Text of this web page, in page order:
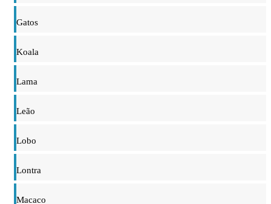
Gatos
Koala
Lama
Leão
Lobo
Lontra
Macaco